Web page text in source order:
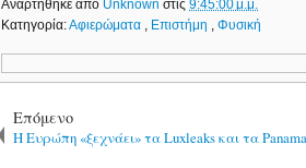
Αναρτήθηκε από Unknownστις9:45:00 μ.μ.
Κατηγορία:Αφιερώματα Επιστήμη ,Φυσική
Επόμενο
H Ευρώπη «ξεχνάει» τα Luxleaks και τα